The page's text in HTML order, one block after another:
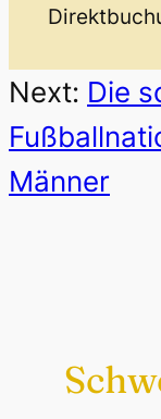
Next: Die
Männer